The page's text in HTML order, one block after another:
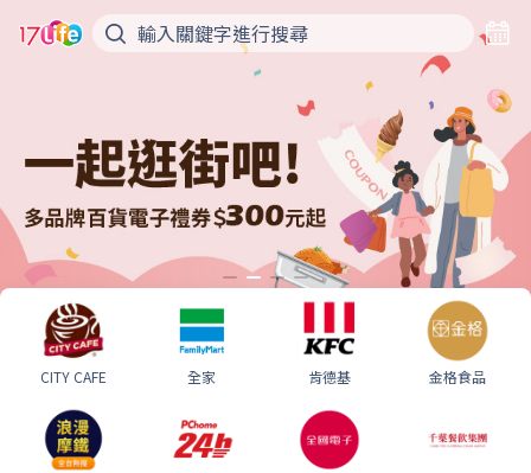
CITY CAFE 全家 肯德基 金格食品